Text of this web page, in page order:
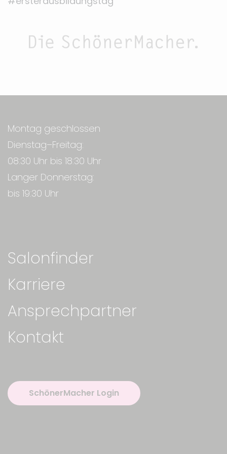
Montag geschlossen
Dienstag–Freitag:
08:30 Uhr bis 18:30 Uhr
Langer Donnerstag:
bis 19:30 Uhr
Salonfinder
Karriere
Ansprechpartner
Kontakt
SchönerMacher Login